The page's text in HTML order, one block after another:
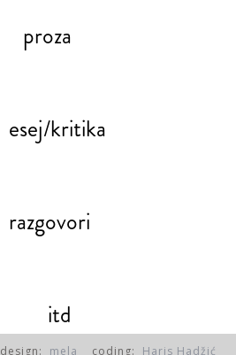
proza
esej/kritika
razgovori
itd
design: mela coding: Haris Hadžić